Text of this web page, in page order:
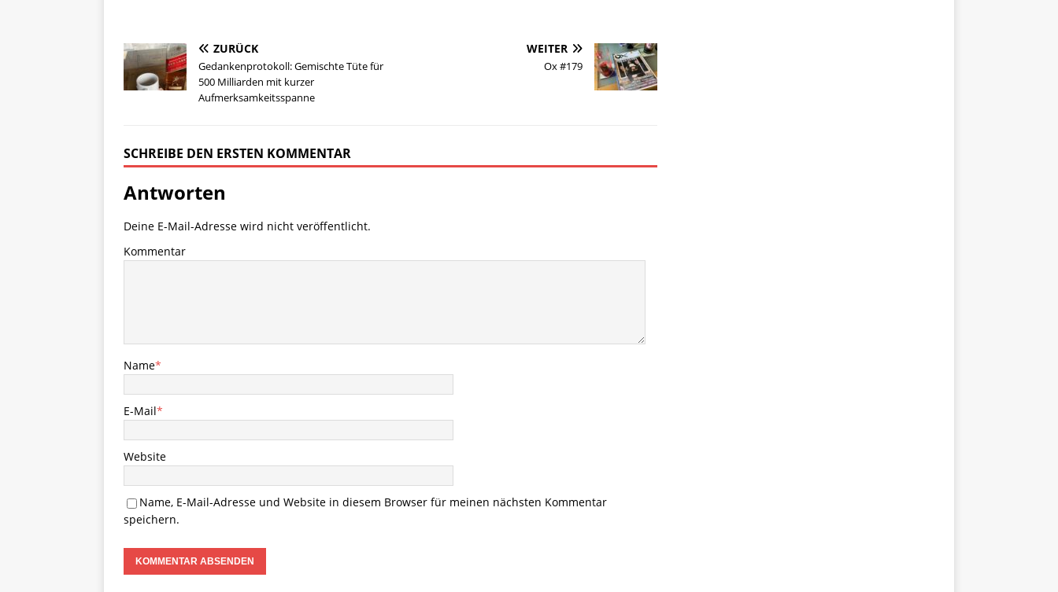
ZURÜCK
Gedankenprotokoll: Gemischte Tüte für
500 Milliarden mit kurzer
Aufmerksamkeitsspanne
WEITER
Ox #179
SCHREIBE DEN ERSTEN KOMMENTAR
Antworten
Deine E-Mail-Adresse wird nicht veröffentlicht.
Kommentar
Name*
E-Mail*
Website
Name, E-Mail-Adresse und Website in diesem Browser für meinen nächsten Kommentar
speichern.